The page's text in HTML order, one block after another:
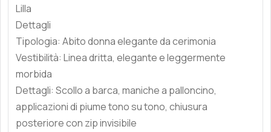
Lilla
Dettagli
Tipologia: Abito donna elegante da cerimonia
Vestibilità: Linea dritta, elegante e leggermente
morbida
Dettagli: Scollo a barca, maniche a palloncino,
applicazioni di piume tono su tono, chiusura
posteriore con zip invisibile